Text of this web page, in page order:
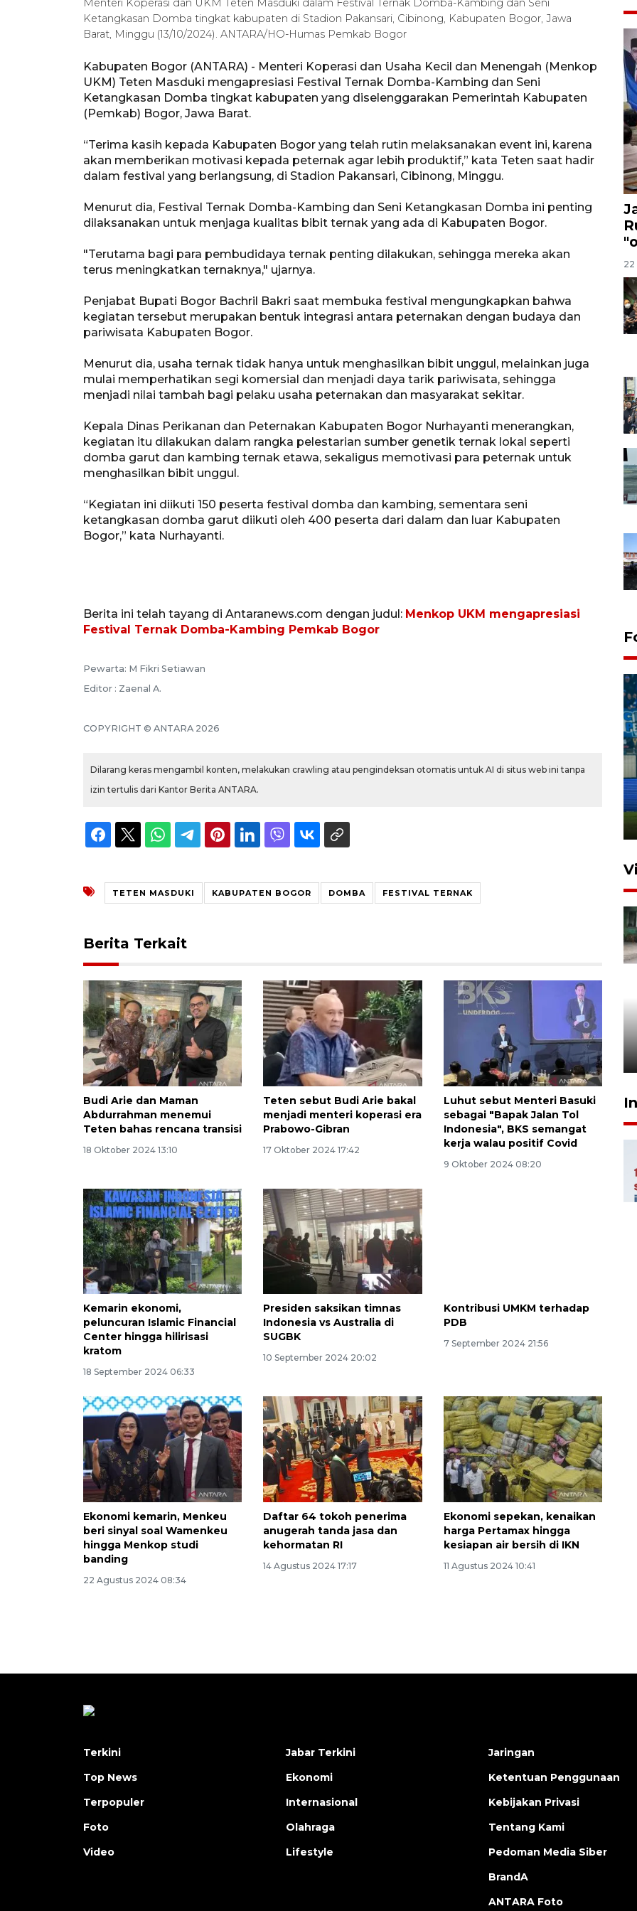
Menteri Koperasi dan UKM Teten Masduki dalam Festival Ternak Domba-Kambing dan Seni
Ketangkasan Domba tingkat kabupaten di Stadion Pakansari, Cibinong, Kabupaten Bogor, Jawa
Barat, Minggu (13/10/2024). ANTARA/HO-Humas Pemkab Bogor
Kabupaten Bogor (ANTARA) - Menteri Koperasi dan Usaha Kecil dan Menengah (Menkop
UKM) Teten Masduki mengapresiasi Festival Ternak Domba-Kambing dan Seni
Ketangkasan Domba tingkat kabupaten yang diselenggarakan Pemerintah Kabupaten
(Pemkab) Bogor, Jawa Barat.
“Terima kasih kepada Kabupaten Bogor yang telah rutin melaksanakan event ini, karena
akan memberikan motivasi kepada peternak agar lebih produktif,” kata Teten saat hadir
dalam festival yang berlangsung, di Stadion Pakansari, Cibinong, Minggu.
Menurut dia, Festival Ternak Domba-Kambing dan Seni Ketangkasan Domba ini penting
dilaksanakan untuk menjaga kualitas bibit ternak yang ada di Kabupaten Bogor.
"Terutama bagi para pembudidaya ternak penting dilakukan, sehingga mereka akan
terus meningkatkan ternaknya," ujarnya.
Penjabat Bupati Bogor Bachril Bakri saat membuka festival mengungkapkan bahwa
kegiatan tersebut merupakan bentuk integrasi antara peternakan dengan budaya dan
pariwisata Kabupaten Bogor.
Menurut dia, usaha ternak tidak hanya untuk menghasilkan bibit unggul, melainkan juga
mulai memperhatikan segi komersial dan menjadi daya tarik pariwisata, sehingga
menjadi nilai tambah bagi pelaku usaha peternakan dan masyarakat sekitar.
Kepala Dinas Perikanan dan Peternakan Kabupaten Bogor Nurhayanti menerangkan,
kegiatan itu dilakukan dalam rangka pelestarian sumber genetik ternak lokal seperti
domba garut dan kambing ternak etawa, sekaligus memotivasi para peternak untuk
menghasilkan bibit unggul.
“Kegiatan ini diikuti 150 peserta festival domba dan kambing, sementara seni
ketangkasan domba garut diikuti oleh 400 peserta dari dalam dan luar Kabupaten
Bogor,” kata Nurhayanti.
Berita ini telah tayang di Antaranews.com dengan judul: Menkop UKM mengapresiasi
Festival Ternak Domba-Kambing Pemkab Bogor
Pewarta: M Fikri Setiawan
Editor : Zaenal A.
COPYRIGHT © ANTARA 2026
Dilarang keras mengambil konten, melakukan crawling atau pengindeksan otomatis untuk AI di situs web ini tanpa
izin tertulis dari Kantor Berita ANTARA.
TETEN MASDUKI KABUPATEN BOGOR DOMBA FESTIVAL TERNAK
Berita Terkait
Budi Arie dan Maman
Abdurrahman menemui
Teten bahas rencana transisi
18 Oktober 2024 13:10
Teten sebut Budi Arie bakal
menjadi menteri koperasi era
Prabowo-Gibran
17 Oktober 2024 17:42
Luhut sebut Menteri Basuki
sebagai "Bapak Jalan Tol
Indonesia", BKS semangat
kerja walau positif Covid
9 Oktober 2024 08:20
Kemarin ekonomi,
peluncuran Islamic Financial
Center hingga hilirisasi
kratom
18 September 2024 06:33
Presiden saksikan timnas
Indonesia vs Australia di
SUGBK
10 September 2024 20:02
Kontribusi UMKM terhadap
PDB
7 September 2024 21:56
Ekonomi kemarin, Menkeu
beri sinyal soal Wamenkeu
hingga Menkop studi
banding
22 Agustus 2024 08:34
Daftar 64 tokoh penerima
anugerah tanda jasa dan
kehormatan RI
14 Agustus 2024 17:17
Ekonomi sepekan, kenaikan
harga Pertamax hingga
kesiapan air bersih di IKN
11 Agustus 2024 10:41
22
Penutupan latihan bela negara
Pigai: Penangkapan begal
tetap kewenangan aparat
penegak hukum
29 Juli 2026 00:31
Ekonomi triwulan II-2026
tumbuh 5,29 persen
Terkini
Top News
Terpopuler
Foto
Video
Jabar Terkini
Ekonomi
Internasional
Olahraga
Lifestyle
Jaringan
Ketentuan Penggunaan
Kebijakan Privasi
Tentang Kami
Pedoman Media Siber
BrandA
ANTARA Foto